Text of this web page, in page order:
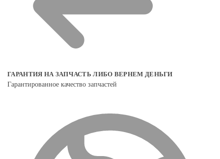
ГАРАНТИЯ НА ЗАПЧАСТЬ ЛИБО ВЕРНЕМ ДЕНЬГИ
Гарантированное качество запчастей